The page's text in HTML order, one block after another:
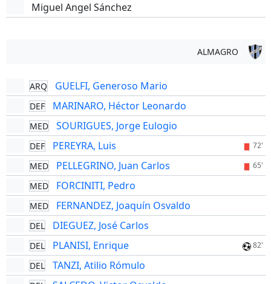
Miguel Angel Sánchez
ALMAGRO
ARQ GUELFI, Generoso Mario
DEF MARINARO, Héctor Leonardo
MED SOURIGUES, Jorge Eulogio
DEF PEREYRA, Luis 72'
MED PELLEGRINO, Juan Carlos 65'
MED FORCINITI, Pedro
MED FERNANDEZ, Joaquín Osvaldo
DEL DIEGUEZ, José Carlos
DEL PLANISI, Enrique 82'
DEL TANZI, Atilio Rómulo